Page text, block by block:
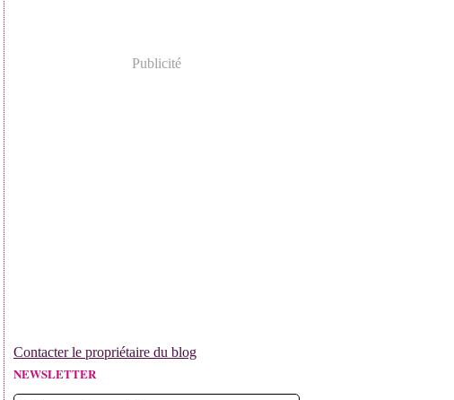
Publicité
Contacter le propriétaire du blog
NEWSLETTER